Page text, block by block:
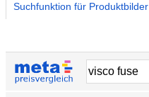
Suchfunktion für Produktbilder